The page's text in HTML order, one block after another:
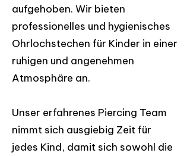
aufgehoben. Wir bieten
professionelles und hygienisches
Ohrlochstechen für Kinder in einer
ruhigen und angenehmen
Atmosphäre an.
Unser erfahrenes Piercing Team
nimmt sich ausgiebig Zeit für
jedes Kind, damit sich sowohl die